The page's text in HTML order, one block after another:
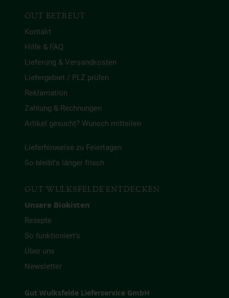
GUT BETREUT
Kontakt
Hilfe & FAQ
Lieferung & Versandkosten
Liefergebiet / PLZ prüfen
Reklamation
Zahlung & Rechnungen
Artikel gesucht? Wunsch mitteilen
Lieferhinweise zu Feiertagen
So bleibt’s länger frisch
GUT WULKSFELDE ENTDECKEN
Unsere Biokisten
Rezepte
So funktioniert’s
Über uns
Newsletter
Gut Wulksfelde Lieferservice GmbH